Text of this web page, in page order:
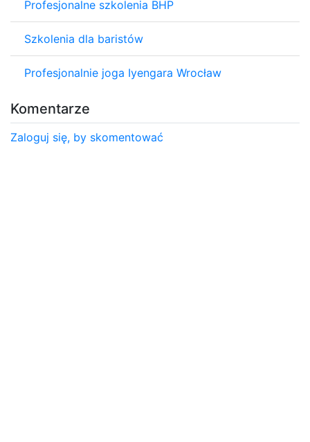
Profesjonalne szkolenia BHP
Szkolenia dla baristów
Profesjonalnie joga Iyengara Wrocław
Komentarze
Zaloguj się, by skomentować